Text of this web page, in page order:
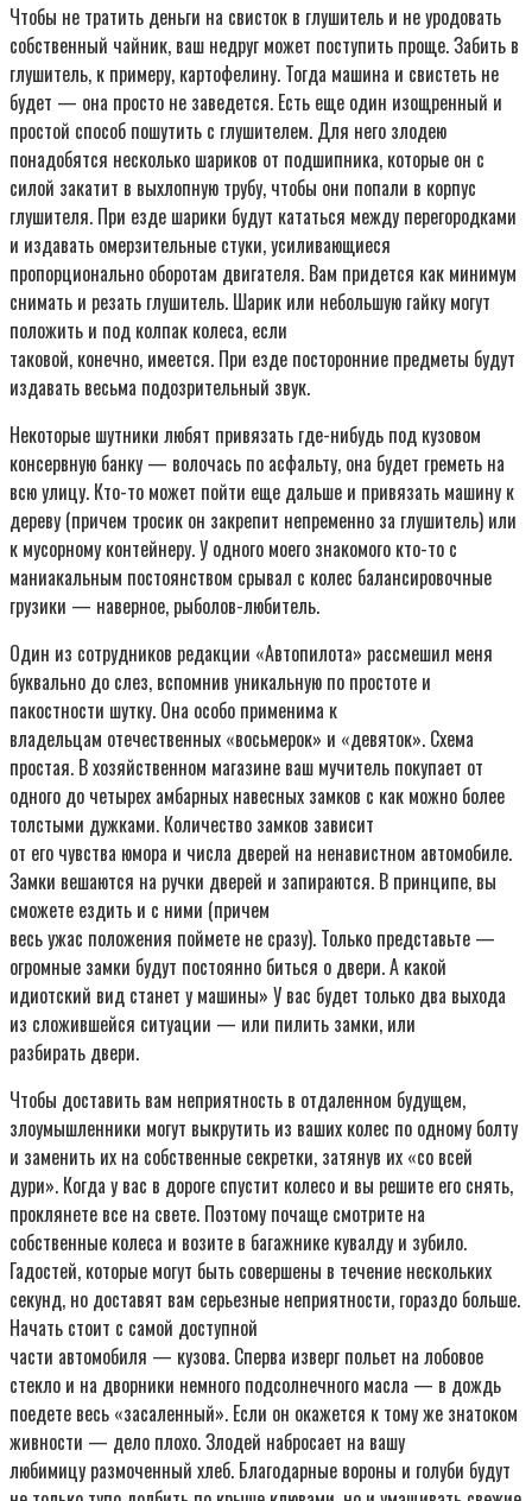
Чтобы не тратить деньги на свисток в глушитель и не уродовать
собственный чайник, ваш недруг может поступить проще. Забить в
глушитель, к примеру, картофелину. Тогда машина и свистеть не
будет — она просто не заведется. Есть еще один изощренный и
простой способ пошутить с глушителем. Для него злодею
понадобятся несколько шариков от подшипника, которые он с
силой закатит в выхлопную трубу, чтобы они попали в корпус
глушителя. При езде шарики будут кататься между перегородками
и издавать омерзительные стуки, усиливающиеся
пропорционально оборотам двигателя. Вам придется как минимум
снимать и резать глушитель. Шарик или небольшую гайку могут
положить и под колпак колеса, если
таковой, конечно, имеется. При езде посторонние предметы будут
издавать весьма подозрительный звук.
Hекоторые шутники любят привязать где-нибудь под кузовом
консервную банку — волочась по асфальту, она будет греметь на
всю улицу. Кто-то может пойти еще дальше и привязать машину к
дереву (причем тросик он закрепит непременно за глушитель) или
к мусорному контейнеру. У одного моего знакомого кто-то с
маниакальным постоянством срывал с колес балансировочные
грузики — наверное, рыболов-любитель.
Один из сотрудников редакции «Автопилота» рассмешил меня
буквально до слез, вспомнив уникальную по простоте и
пакостности шутку. Она особо применима к
владельцам отечественных «восьмерок» и «девяток». Схема
простая. В хозяйственном магазине ваш мучитель покупает от
одного до четырех амбарных навесных замков с как можно более
толстыми дужками. Количество замков зависит
от его чувства юмора и числа дверей на ненавистном автомобиле.
Замки вешаются на ручки дверей и запираются. В принципе, вы
сможете ездить и с ними (причем
весь ужас положения поймете не сразу). Только представьте —
огромные замки будут постоянно биться о двери. А какой
идиотский вид станет у машины» У вас будет только два выхода
из сложившейся ситуации — или пилить замки, или
разбирать двери.
Чтобы доставить вам неприятность в отдаленном будущем,
злоумышленники могут выкрутить из ваших колес по одному болту
и заменить их на собственные секретки, затянув их «со всей
дури». Когда у вас в дороге спустит колесо и вы решите его снять,
проклянете все на свете. Поэтому почаще смотрите на
собственные колеса и возите в багажнике кувалду и зубило.
Гадостей, которые могут быть совершены в течение нескольких
секунд, но доставят вам серьезные неприятности, гораздо больше.
Hачать стоит с самой доступной
части автомобиля — кузова. Сперва изверг польет на лобовое
стекло и на дворники немного подсолнечного масла — в дождь
поедете весь «засаленный». Если он окажется к тому же знатоком
живности — дело плохо. Злодей набросает на вашу
любимицу размоченный хлеб. Благодарные вороны и голуби будут